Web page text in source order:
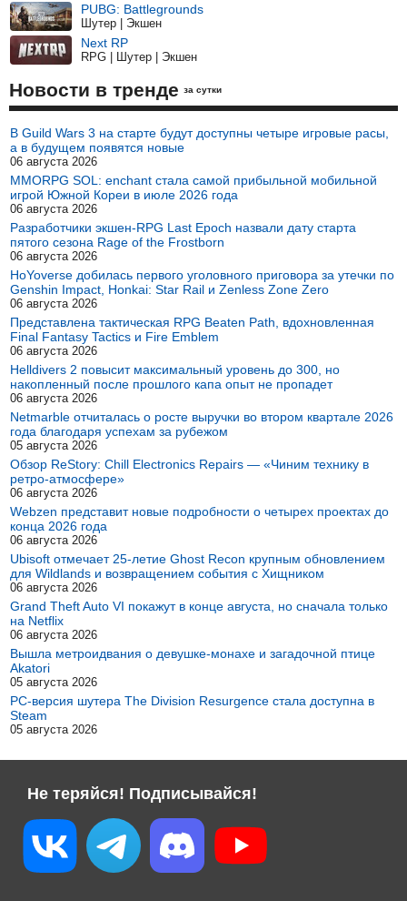
PUBG: Battlegrounds
Шутер | Экшен
Next RP
RPG | Шутер | Экшен
Новости в тренде за сутки
В Guild Wars 3 на старте будут доступны четыре игровые расы,
а в будущем появятся новые
06 августа 2026
MMORPG SOL: enchant стала самой прибыльной мобильной
игрой Южной Кореи в июле 2026 года
06 августа 2026
Разработчики экшен-RPG Last Epoch назвали дату старта
пятого сезона Rage of the Frostborn
06 августа 2026
HoYoverse добилась первого уголовного приговора за утечки по
Genshin Impact, Honkai: Star Rail и Zenless Zone Zero
06 августа 2026
Представлена тактическая RPG Beaten Path, вдохновленная
Final Fantasy Tactics и Fire Emblem
06 августа 2026
Helldivers 2 повысит максимальный уровень до 300, но
накопленный после прошлого капа опыт не пропадет
06 августа 2026
Netmarble отчиталась о росте выручки во втором квартале 2026
года благодаря успехам за рубежом
05 августа 2026
Обзор ReStory: Chill Electronics Repairs — «Чиним технику в
ретро-атмосфере»
06 августа 2026
Webzen представит новые подробности о четырех проектах до
конца 2026 года
06 августа 2026
Ubisoft отмечает 25-летие Ghost Recon крупным обновлением
для Wildlands и возвращением события с Хищником
06 августа 2026
Grand Theft Auto VI покажут в конце августа, но сначала только
на Netflix
06 августа 2026
Вышла метроидвания о девушке-монахе и загадочной птице
Akatori
05 августа 2026
PC-версия шутера The Division Resurgence стала доступна в
Steam
05 августа 2026
Не теряйся! Подписывайся!